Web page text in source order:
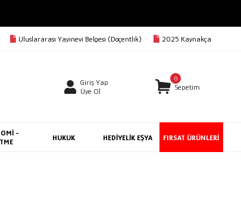
Uluslararası Yayınevi Belgesi (Doçentlik) 2025 Kaynakça
Giriş Yap
Üye Ol
0
Sepetim
-
HUKUK HEDİYELİK EŞYA FIRSAT ÜRÜNLERİ